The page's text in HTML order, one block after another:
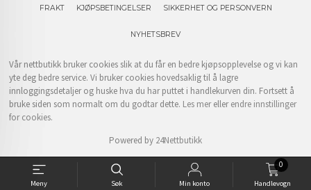
Meny Søk Min konto Handlevogn
0
FRAKT KJØPSBETINGELSER SIKKERHET OG PERSONVERN
NYHETSBREV
Vår nettbutikk bruker cookies slik at du får en bedre kjøpsopplevelse og vi kan
yte deg bedre service. Vi bruker cookies hovedsaklig til å lagre
innloggingsdetaljer og huske hva du har puttet i handlekurven din. Fortsett å
bruke siden som normalt om du godtar dette. Les merellerendre innstillinger
for cookies.
Powered by 24Nettbutikk